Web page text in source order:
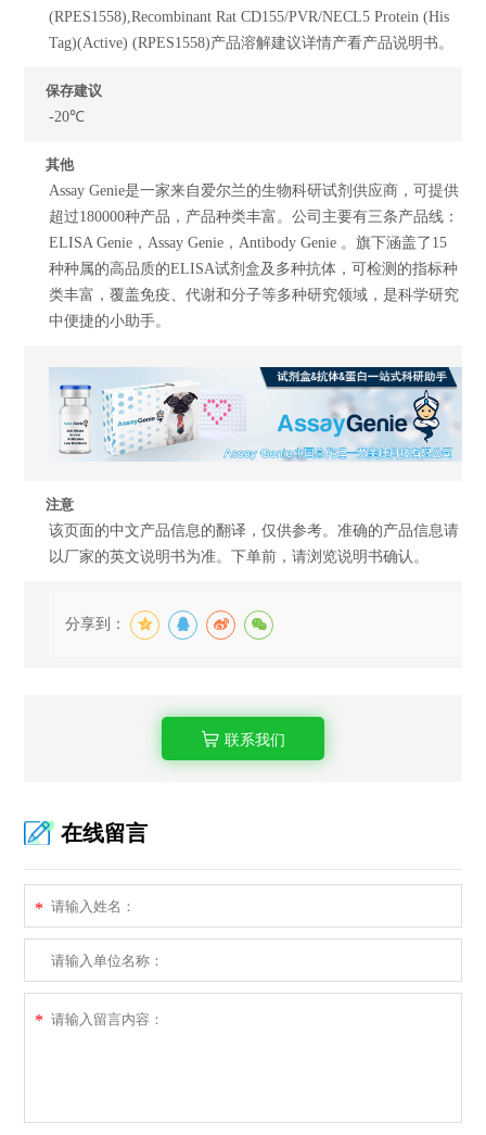
(RPES1558),Recombinant Rat CD155/PVR/NECL5 Protein (His
Tag)(Active) (RPES1558)产品溶解建议详情产看产品说明书。
保存建议
-20℃
其他
Assay Genie是一家来自爱尔兰的生物科研试剂供应商，可提供
超过180000种产品，产品种类丰富。公司主要有三条产品线：
ELISA Genie，Assay Genie，Antibody Genie 。旗下涵盖了15
种种属的高品质的ELISA试剂盒及多种抗体，可检测的指标种
类丰富，覆盖免疫、代谢和分子等多种研究领域，是科学研究
中便捷的小助手。
注意
该页面的中文产品信息的翻译，仅供参考。准确的产品信息请
以厂家的英文说明书为准。下单前，请浏览说明书确认。
分享到：
联系我们
在线留言
*
*